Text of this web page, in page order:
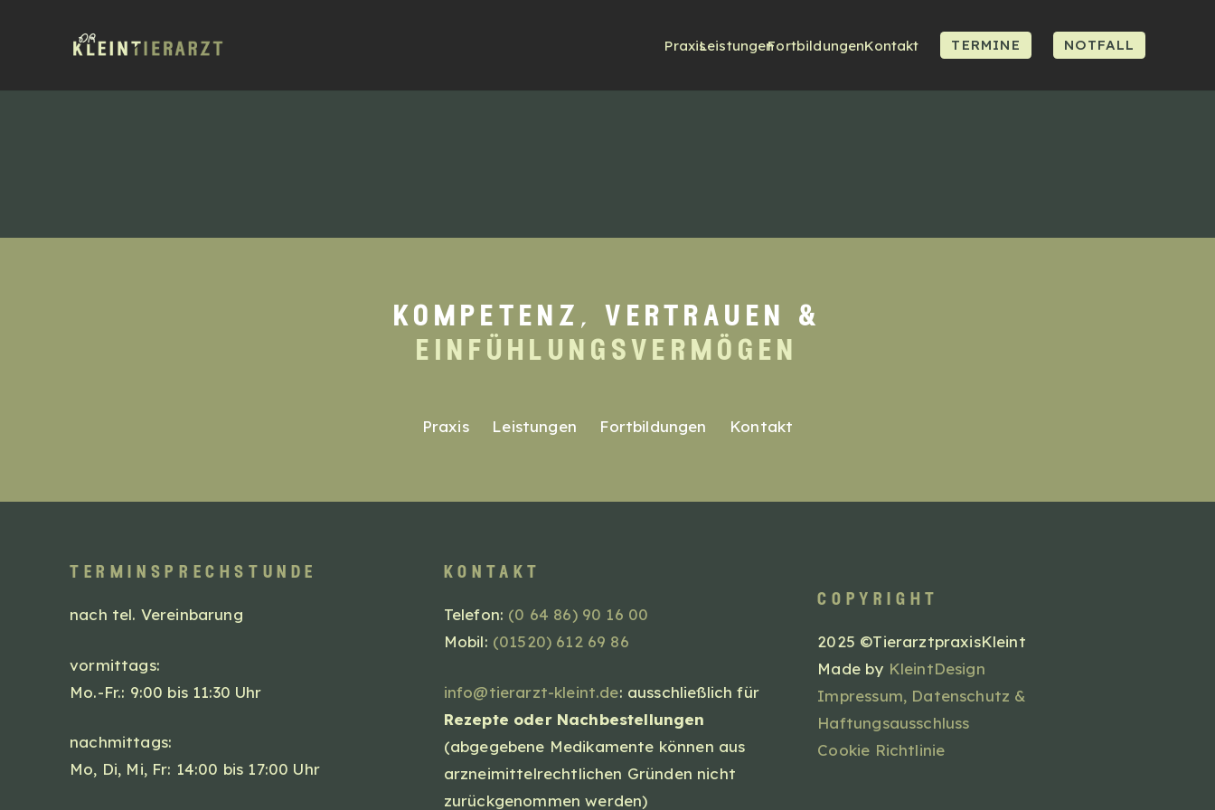
PraxisLeistungenFortbildungenKontakt TERMINE NOTFALL
kompetenz, vertrauen &
einfühlungsvermögen
Praxis Leistungen Fortbildungen Kontakt
terminsprechstunde
nach tel. Vereinbarung
vormittags:
Mo.-Fr.: 9:00 bis 11:30 Uhr
nachmittags:
Mo, Di, Mi, Fr: 14:00 bis 17:00 Uhr
kontakt
Telefon: (0 64 86) 90 16 00
Mobil: (01520) 612 69 86
info@tierarzt-kleint.de: ausschließlich für
Rezepte oder Nachbestellungen
(abgegebene Medikamente können aus
arzneimittelrechtlichen Gründen nicht
zurückgenommen werden)
copyright
2025 ©TierarztpraxisKleint
Made by KleintDesign
Impressum, Datenschutz &
Haftungsausschluss
Cookie Richtlinie